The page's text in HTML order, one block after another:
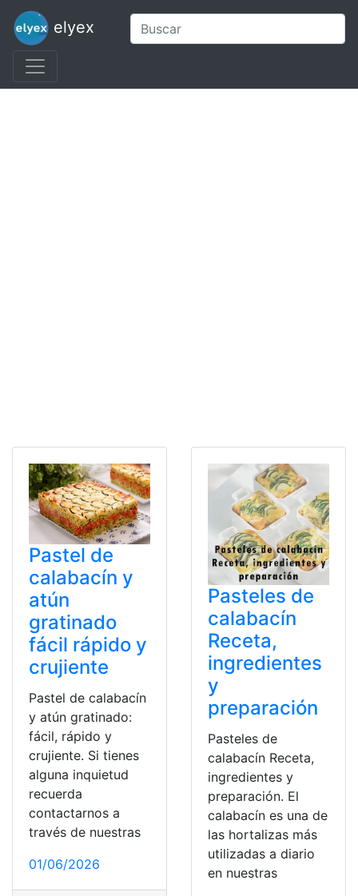
elyex
Pastel de
calabacín y
atún
gratinado
fácil rápido y
crujiente
Pastel de calabacín
y atún gratinado:
fácil, rápido y
crujiente. Si tienes
alguna inquietud
recuerda
contactarnos a
través de nuestras
01/06/2026
Pasteles de
calabacín
Receta,
ingredientes
y
preparación
Pasteles de
calabacín Receta,
ingredientes y
preparación. El
calabacín es una de
las hortalizas más
utilizadas a diario
en nuestras